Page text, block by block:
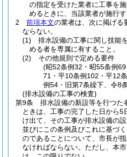
の指定を受けた業者に工事を
めるときに、当該業者が施行
2
前項本文の業者は、次に掲げる
ならない。
(1)
排水設備の工事に関し技能
める者を専属に有すること。
(2)
その他規則で定める要件
(昭52条例32・昭55条例
71・平10条例102・平12
例54・旧第7条繰下、令8
(排水設備の工事の検査)
第9条
排水設備の新設等を行つた
ときは、工事の完了した日から5
け出て、その工事が排水設備の
並びにこの条例及びこれに基づ
のであることについて、市長が
なければならない。 ただし、本